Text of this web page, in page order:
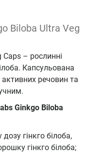
Biloba Ultra Veg
– рослинні
Капсульована
речовин та
Ginkgo Biloba
гінкго білоба,
гінкго білоба;